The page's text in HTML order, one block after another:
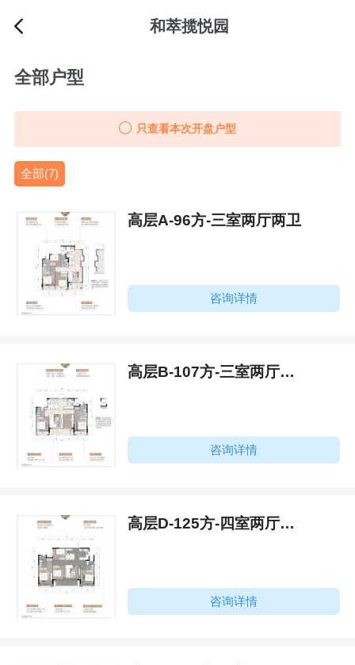
和萃揽悦园
全部户型
只查看本次开盘户型
全部(7)
高层A-96方-三室两厅两卫
咨询详情
高层B-107方-三室两厅两卫
咨询详情
高层D-125方-四室两厅两卫
咨询详情